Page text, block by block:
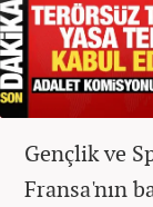
Gençlik ve
Fransa'nın